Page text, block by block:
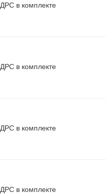
в комплекте
в комплекте
в комплекте
в комплекте